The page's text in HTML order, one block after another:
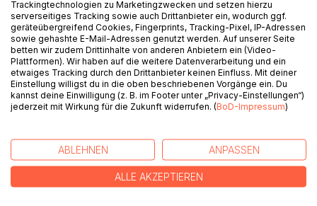
BESCHREIBUNG
Der Buddhismus ist eine der großen Weltreligionen. Doch
er zeigt sich in großer Vielfalt und in unterschiedlichen
Schulen und Ausrichtungen. Dieser Band zeigt die
wichtigsten Länder und Orte des Buddhismus in Asien. Er
beschreibt in markanten Bildern und in informativen und
lebte, dazu die wichtigsten buddhistischen Stätten in Süd-,
Südost- und Ostasien und im tibetischen Raum, also den
Ländern des Theravada, des Mahayana und des Vajrayana.
Somit wird der Buddhismus und seine Lehre durch eine
Trackingtechnologien zu Marketingzwecken und setzen hierzu
serverseitiges Tracking sowie auch Drittanbieter ein, wodurch ggf.
geräteübergreifend Cookies, Fingerprints, Tracking-Pixel, IP-Adressen
sowie gehashte E-Mail-Adressen genutzt werden. Auf unserer Seite
betten wir zudem Drittinhalte von anderen Anbietern ein (Video-
Plattformen). Wir haben auf die weitere Datenverarbeitung und ein
etwaiges Tracking durch den Drittanbieter keinen Einfluss. Mit deiner
Einstellung willigst du in die oben beschriebenen Vorgänge ein. Du
kannst deine Einwilligung (z. B. im Footer unter „Privacy-Einstellungen“)
jederzeit mit Wirkung für die Zukunft widerrufen. (BoD-Impressum)
ABLEHNEN ANPASSEN
ALLE AKZEPTIEREN